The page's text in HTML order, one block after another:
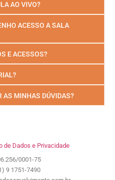
AO VIVO?
ACESSO A SALA
E ACESSOS?
AS MINHAS DÚVIDAS?
de Dados e Privacidade
0001-75
9 1751-7490